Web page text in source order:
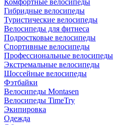
Комфортные велосипеды
Гибридные велосипеды
Туристические велосипеды
Велосипеды для фитнеса
Подростковые велосипеды
Спортивные велосипеды
Профессиональные велосипеды
Экстремальные велосипеды
Шоссейные велосипеды
Фэтбайки
Велосипеды Montasen
Велосипеды TimeTry
Экипировка
Одежда